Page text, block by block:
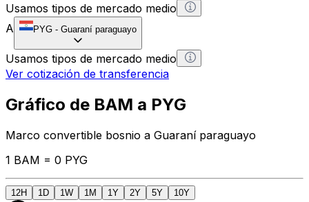
Usamos tipos de mercado medio
A
PYG - Guaraní paraguayo
Usamos tipos de mercado medio
Ver cotización de transferencia
Gráfico de BAM a PYG
Marco convertible bosnio a Guaraní paraguayo
1 BAM = 0 PYG
12H 1D 1W 1M 1Y 2Y 5Y 10Y